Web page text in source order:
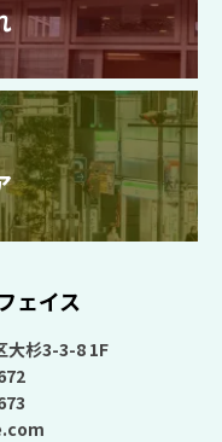
ェイス
大杉3-3-8 1F